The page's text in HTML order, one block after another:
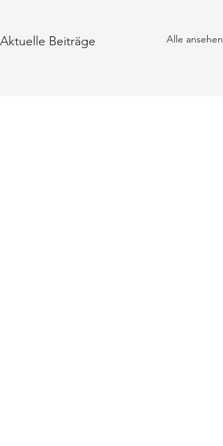
Aktuelle Beiträge Alle ansehen